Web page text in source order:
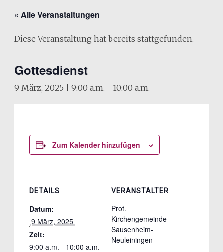
« Alle Veranstaltungen
Diese Veranstaltung hat bereits stattgefunden.
Gottesdienst
9 März, 2025 | 9:00 a.m. - 10:00 a.m.
Zum Kalender hinzufügen
DETAILS
Datum:
9 März, 2025
Zeit:
9:00 a.m. - 10:00 a.m.
VERANSTALTER
Prot.
Kirchengemeinde
Sausenheim-
Neuleiningen